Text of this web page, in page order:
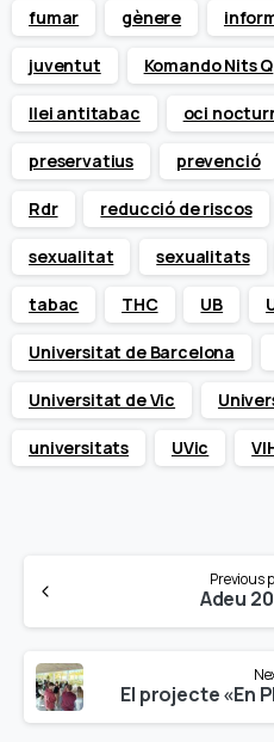
fumar gènere
juventut Komando Nits Q
llei antitabac oci
preservatius prevenció
Rdr reducció de riscos
sexualitat sexualitats
tabac THC UB
Universitat de Barcelona
Universitat de Vic
universitats UVic
Reading
Previous
Adeu